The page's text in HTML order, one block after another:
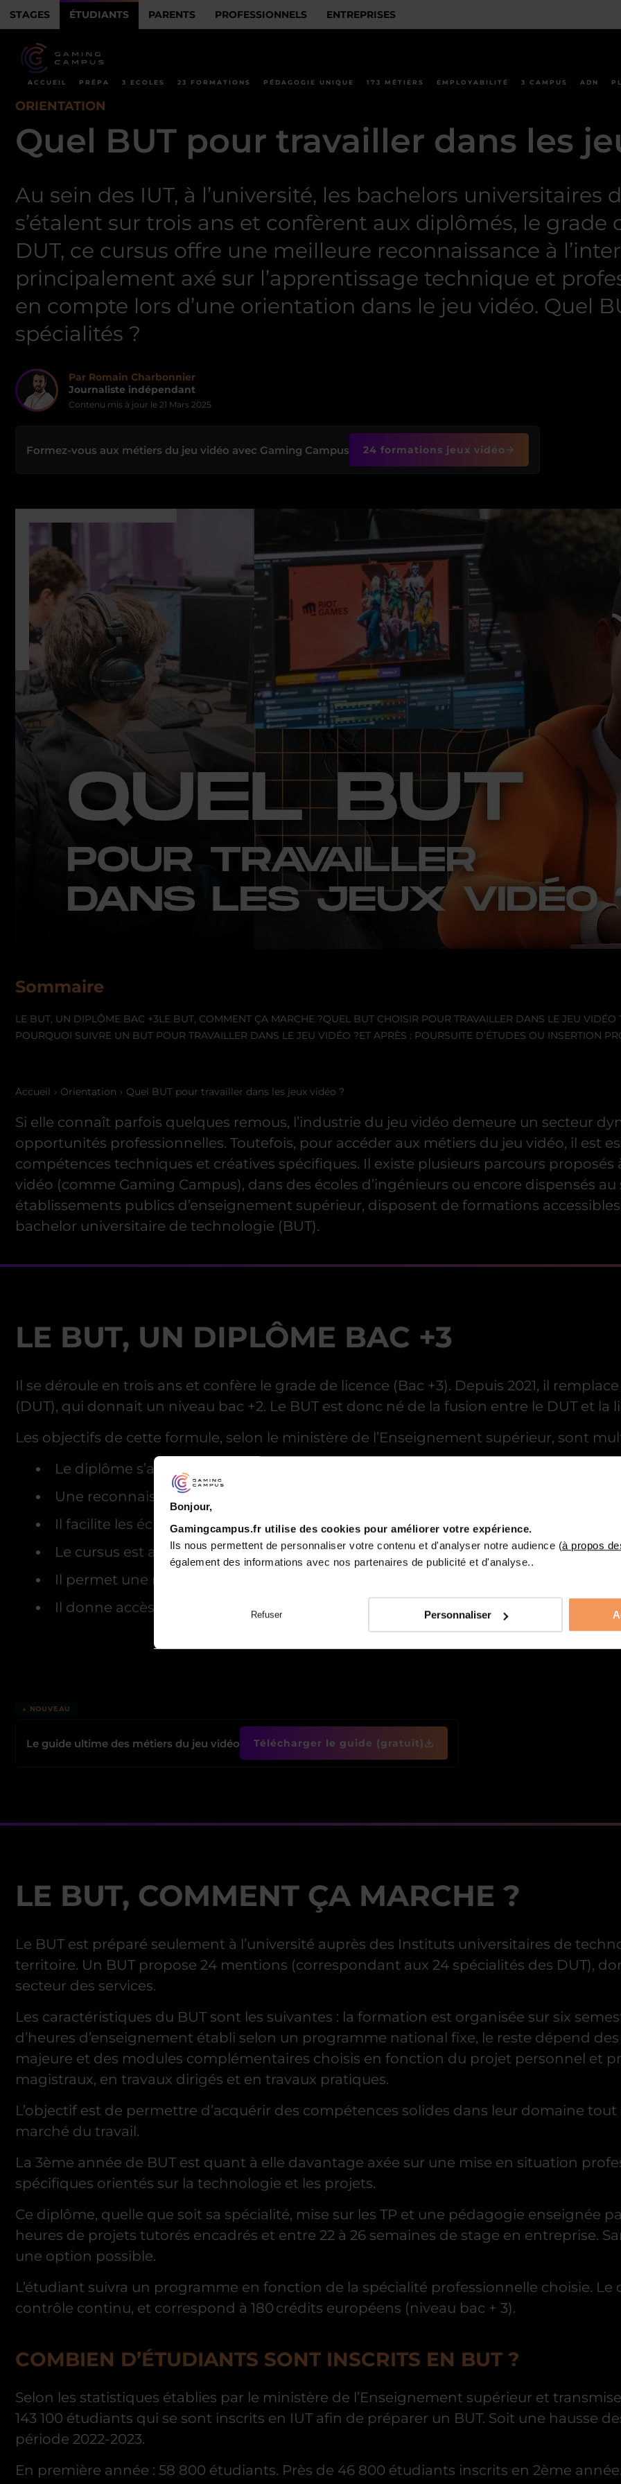
Bonjour,
Gamingcampus.fr utilise des cookies pour améliorer votre expérience.
Ils nous permettent de personnaliser votre contenu et d'analyser notre audience (à propos
également des informations avec nos partenaires de publicité et d'analyse..
Refuser Personnaliser
STAGES ÉTUDIANTS PARENTS PROFESSIONNELS ENTREPRISES
ACCUEIL PRÉPA 3 ECOLES 23 FORMATIONS PÉDAGOGIE UNIQUE 173 MÉTIERS EMPLOYABILITÉ 3 CAMPUS ADN
ORIENTATION
Quel BUT pour travailler dans les
Au sein des IUT, à l’université, les bachelors universitaires
s’étalent sur trois ans et confèrent aux diplômés, le grade
DUT, ce cursus offre une meilleure reconnaissance à
principalement axé sur l’apprentissage technique et
en compte lors d’une orientation dans le jeu vidéo. Quel
spécialités ?
Par Romain Charbonnier
Journaliste indépendant
Contenu mis à jour le 21 Mars 2025
Formez-vous aux métiers du jeu vidéo avec Gaming Campus 24 formations jeux vidéo
Sommaire
LE BUT, UN DIPLÔME BAC +3LE BUT, COMMENT ÇA MARCHE ?QUEL BUT CHOISIR POUR TRAVAILLER DANS LE JEU VIDÉO
POURQUOI SUIVRE UN BUT POUR TRAVAILLER DANS LE JEU VIDÉO ?ET APRÈS : POURSUITE D’ÉTUDES OU INSERTION
Accueil Orientation Quel BUT pour travailler dans les jeux vidéo ?
Si elle connaît parfois quelques remous, l’industrie du jeu vidéo demeure un secteur
opportunités professionnelles. Toutefois, pour accéder aux métiers du jeu vidéo, il est
compétences techniques et créatives spécifiques. Il existe plusieurs parcours proposés
vidéo (comme Gaming Campus), dans des écoles d’ingénieurs ou encore dispensés au
établissements publics d’enseignement supérieur, disposent de formations accessibles
bachelor universitaire de technologie (BUT).
LE BUT, UN DIPLÔME BAC +3
Il se déroule en trois ans et confère le grade de licence (Bac +3). Depuis 2021, il
(DUT), qui donnait un niveau bac +2. Le BUT est donc né de la fusion entre le DUT et la
Les objectifs de cette formule, selon le ministère de l’Enseignement supérieur, sont
Le diplôme s’aligne sur les standards internationaux (en particulier européens
Une reconnaissance au niveau européen
Il facilite les échanges avec les universités étrangères
Le cursus est axé sur l’apprentissage technique et professionnel
Il permet une meilleure poursuite d’études
Il donne accès direct à l’emploi
↓ NOUVEAU
Le guide ultime des métiers du jeu vidéo Télécharger le guide (gratuit)
LE BUT, COMMENT ÇA MARCHE ?
Le BUT est préparé seulement à l’université auprès des Instituts universitaires de
territoire. Un BUT propose 24 mentions (correspondant aux 24 spécialités des DUT),
secteur des services.
Les caractéristiques du BUT sont les suivantes : la formation est organisée sur six
d’heures d’enseignement établi selon un programme national fixe, le reste dépend
majeure et des modules complémentaires choisis en fonction du projet personnel et
magistraux, en travaux dirigés et en travaux pratiques.
L’objectif est de permettre d’acquérir des compétences solides dans leur domaine
marché du travail.
La 3ème année de BUT est quant à elle davantage axée sur une mise en situation
spécifiques orientés sur la technologie et les projets.
Ce diplôme, quelle que soit sa spécialité, mise sur les TP et une pédagogie enseignée
heures de projets tutorés encadrés et entre 22 à 26 semaines de stage en entreprise.
une option possible.
L’étudiant suivra un programme en fonction de la spécialité professionnelle choisie.
contrôle continu, et correspond à 180 crédits européens (niveau bac + 3).
COMBIEN D’ÉTUDIANTS SONT INSCRITS EN BUT ?
Selon les statistiques établies par le ministère de l’Enseignement supérieur et
143 100 étudiants qui se sont inscrits en IUT afin de préparer un BUT. Soit une hausse
période 2022-2023.
En première année : 58 800 étudiants. Près de 46 800 étudiants inscrits en 2ème